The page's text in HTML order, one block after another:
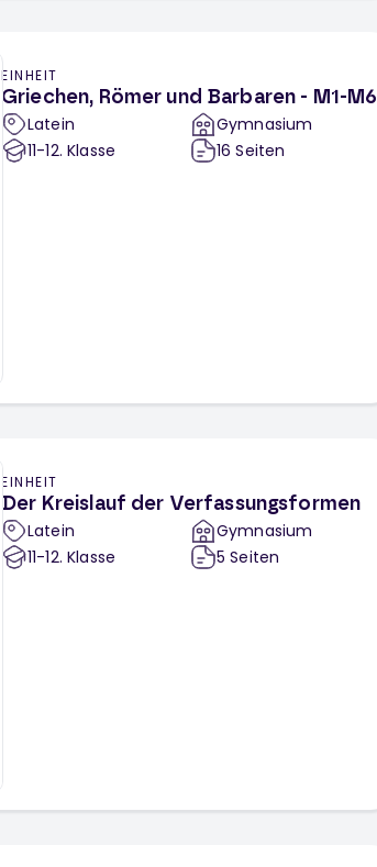
EINHEIT
Griechen, Römer und Barbaren - M1-M6
Latein
11-12. Klasse
Gymnasium
16 Seiten
EINHEIT
Der Kreislauf der Verfassungsformen
Latein
11-12. Klasse
Gymnasium
5 Seiten